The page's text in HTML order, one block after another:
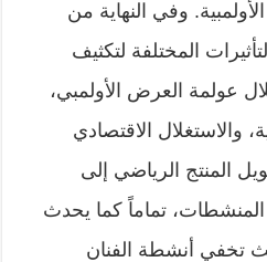
وفي النهاية من
المختلفة لتكثيف
عولمة العرض الأولمبي،
الاقتصادي
المنتج الرياضي إلى
تماماً كما يحدث
تخفي أنشطة الفنان